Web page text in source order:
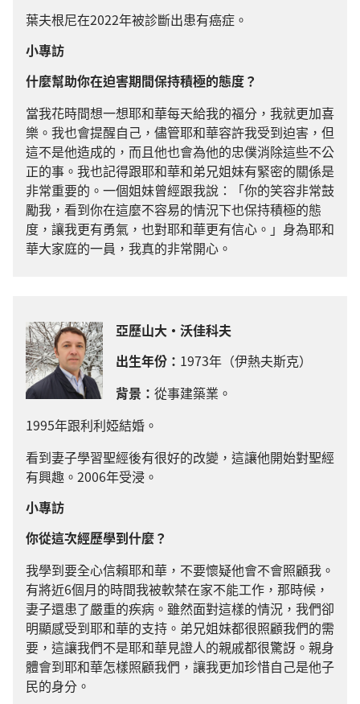
葉夫根尼在2022年被診斷出患有癌症。
小專訪
什麼幫助你在迫害期間保持積極的態度？
當我花時間想一想耶和華每天給我的福分，我就更加喜
樂。我也會提醒自己，儘管耶和華容許我受到迫害，但
這不是他造成的，而且他也會為他的忠僕消除這些不公
正的事。我也記得跟耶和華和弟兄姐妹有緊密的關係是
非常重要的。一個姐妹曾經跟我說：「你的笑容非常鼓
勵我，看到你在這麼不容易的情況下也保持積極的態
度，讓我更有勇氣，也對耶和華更有信心。」身為耶和
華大家庭的一員，我真的非常開心。
亞歷山大·沃佳科夫
出生年份： 1973年（伊熱夫斯克）
背景： 從事建築業。
1995年跟利利婭結婚。
看到妻子學習聖經後有很好的改變，這讓他開始對聖經
有興趣。2006年受浸。
小專訪
你從這次經歷學到什麼？
我學到要全心信賴耶和華，不要懷疑他會不會照顧我。
有將近6個月的時間我被軟禁在家不能工作，那時候，
妻子還患了嚴重的疾病。雖然面對這樣的情況，我們卻
明顯感受到耶和華的支持。弟兄姐妹都很照顧我們的需
要，這讓我們不是耶和華見證人的親戚都很驚訝。親身
體會到耶和華怎樣照顧我們，讓我更加珍惜自己是他子
民的身分。